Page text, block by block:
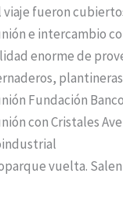
viaje fueron
e intercambio
enorme de
Fundación
con Cristales
vuelta. Salen